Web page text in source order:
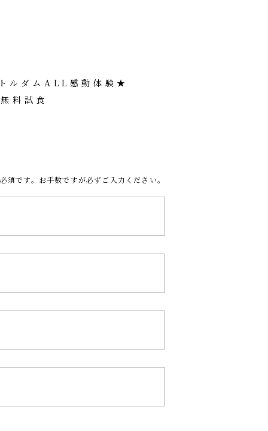
ルダムALL感動体験★
料試食
須です。お手数ですが必ずご入力ください。